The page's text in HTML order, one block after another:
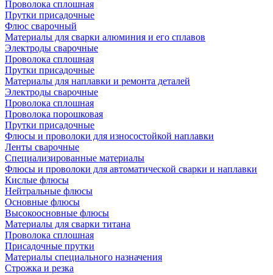
Проволока сплошная
Прутки присадочные
Флюс сварочный
Материалы для сварки алюминия и его сплавов
Электроды сварочные
Проволока сплошная
Прутки присадочные
Материалы для наплавки и ремонта деталей
Электроды сварочные
Проволока сплошная
Проволока порошковая
Прутки присадочные
Флюсы и проволоки для износостойкой наплавки
Ленты сварочные
Специализированные материалы
Флюсы и проволоки для автоматической сварки и наплавки
Кислые флюсы
Нейтральные флюсы
Основные флюсы
Высокоосновные флюсы
Материалы для сварки титана
Проволока сплошная
Присадочные прутки
Материалы специального назначения
Строжка и резка